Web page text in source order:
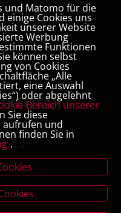
und Matomo für die
einige Cookies uns
unserer Website
Werbung
Funktionen
können selbst
von Cookies
„Alle
eine Auswahl
oder abgelehnt
Bereich unserer
Sie diese
aufrufen und
finden Sie in
.